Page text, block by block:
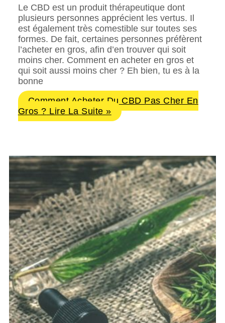
Le CBD est un produit thérapeutique dont
plusieurs personnes apprécient les vertus. Il
est également très comestible sur toutes ses
formes. De fait, certaines personnes préfèrent
l’acheter en gros, afin d’en trouver qui soit
moins cher. Comment en acheter en gros et
qui soit aussi moins cher ? Eh bien, tu es à la
bonne
Comment Acheter Du CBD Pas Cher En
Gros ? Lire La Suite »